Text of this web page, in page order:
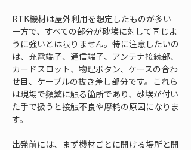
RTK機材は屋外利用を想定したものが多い
一方で、すべての部分が砂埃に対して同じよ
うに強いとは限りません。特に注意したいの
は、充電端子、通信端子、アンテナ接続部、
カードスロット、物理ボタン、ケースの合わ
せ目、ケーブルの抜き差し部分です。これら
は現場で頻繁に触る箇所であり、砂埃が付い
た手で扱うと接触不良や摩耗の原因になりま
す。
出発前には、まず機材ごとに開ける場所と開